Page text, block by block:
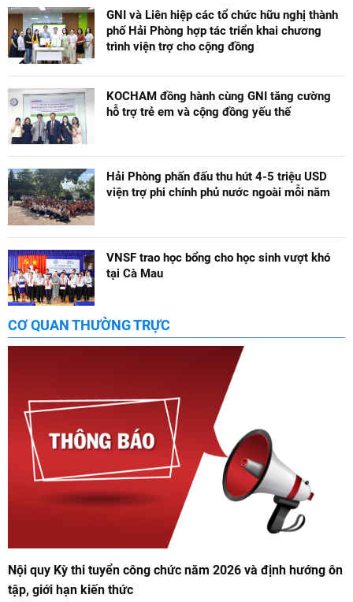
dân và bảo đảm an sinh trẻ em tại các cộng đồng dễ bị tổn
thương.
GNI và Liên hiệp các tổ chức hữu nghị thành
phố Hải Phòng hợp tác triển khai chương
trình viện trợ cho cộng đồng
KOCHAM đồng hành cùng GNI tăng cường
hỗ trợ trẻ em và cộng đồng yếu thế
Hải Phòng phấn đấu thu hút 4-5 triệu USD
viện trợ phi chính phủ nước ngoài mỗi năm
VNSF trao học bổng cho học sinh vượt khó
tại Cà Mau
CƠ QUAN THƯỜNG TRỰC
Nội quy Kỳ thi tuyển công chức năm 2026 và định hướng ôn
tập, giới hạn kiến thức